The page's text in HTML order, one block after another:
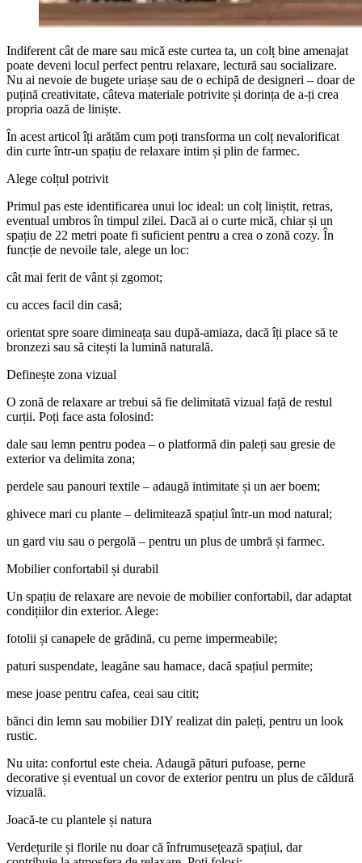
Indiferent cât de mare sau mică este curtea ta, un colț bine amenajat
poate deveni locul perfect pentru relaxare, lectură sau socializare.
Nu ai nevoie de bugete uriașe sau de o echipă de designeri – doar de
puțină creativitate, câteva materiale potrivite și dorința de a-ți crea
propria oază de liniște.
În acest articol îți arătăm cum poți transforma un colț nevalorificat
din curte într-un spațiu de relaxare intim și plin de farmec.
Alege colțul potrivit
Primul pas este identificarea unui loc ideal: un colț liniștit, retras,
eventual umbros în timpul zilei. Dacă ai o curte mică, chiar și un
spațiu de 22 metri poate fi suficient pentru a crea o zonă cozy. În
funcție de nevoile tale, alege un loc:
cât mai ferit de vânt și zgomot;
cu acces facil din casă;
orientat spre soare dimineața sau după-amiaza, dacă îți place să te
bronzezi sau să citești la lumină naturală.
Definește zona vizual
O zonă de relaxare ar trebui să fie delimitată vizual față de restul
curții. Poți face asta folosind:
dale sau lemn pentru podea – o platformă din paleți sau gresie de
exterior va delimita zona;
perdele sau panouri textile – adaugă intimitate și un aer boem;
ghivece mari cu plante – delimitează spațiul într-un mod natural;
un gard viu sau o pergolă – pentru un plus de umbră și farmec.
Mobilier confortabil și durabil
Un spațiu de relaxare are nevoie de mobilier confortabil, dar adaptat
condițiilor din exterior. Alege:
fotolii și canapele de grădină, cu perne impermeabile;
paturi suspendate, leagăne sau hamace, dacă spațiul permite;
mese joase pentru cafea, ceai sau citit;
bănci din lemn sau mobilier DIY realizat din paleți, pentru un look
rustic.
Nu uita: confortul este cheia. Adaugă pături pufoase, perne
decorative și eventual un covor de exterior pentru un plus de căldură
vizuală.
Joacă-te cu plantele și natura
Verdețurile și florile nu doar că înfrumusețează spațiul, dar